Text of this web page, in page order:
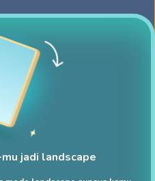
jadi landscape